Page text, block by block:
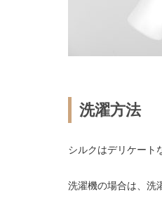
洗濯方法
シルクはデリケート
洗濯機の場合は、洗